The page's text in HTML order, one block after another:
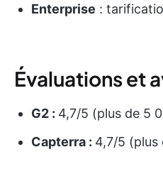
Enterprise :
Évaluations et
G2 : 4,7/5 (plus de 5
Capterra : 4,7/5 (plus